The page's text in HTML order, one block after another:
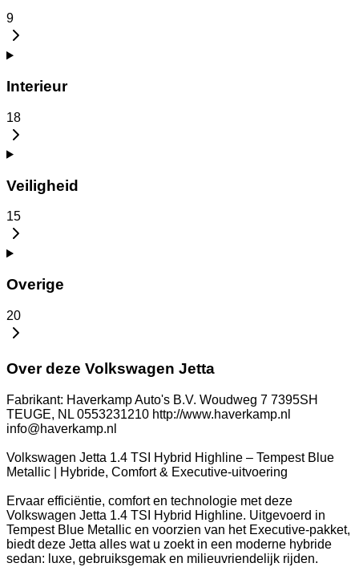
9
Interieur
18
Veiligheid
15
Overige
20
Over deze Volkswagen Jetta
Fabrikant: Haverkamp Auto's B.V. Woudweg 7 7395SH
TEUGE, NL 0553231210 http://www.haverkamp.nl
info@haverkamp.nl
Volkswagen Jetta 1.4 TSI Hybrid Highline – Tempest Blue
Metallic | Hybride, Comfort & Executive-uitvoering
Ervaar efficiëntie, comfort en technologie met deze
Volkswagen Jetta 1.4 TSI Hybrid Highline. Uitgevoerd in
Tempest Blue Metallic en voorzien van het Executive-pakket,
biedt deze Jetta alles wat u zoekt in een moderne hybride
sedan: luxe, gebruiksgemak en milieuvriendelijk rijden.